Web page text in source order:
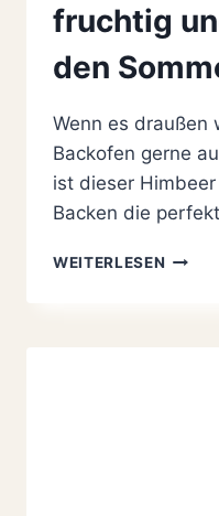
fruchtig
den
Wenn es
Backofen gerne
ist dieser
Backen die
WEITERLESEN